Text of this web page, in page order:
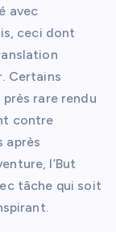
avec
ceci dont
Certains
rare rendu
contre
après
l’But
tâche qui soit